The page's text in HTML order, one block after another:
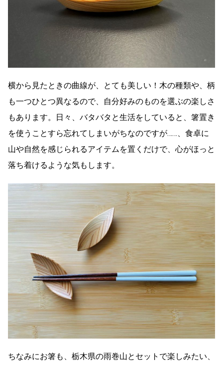
横から見たときの曲線が、とても美しい！木の種類や、柄
も一つひとつ異なるので、自分好みのものを選ぶの楽しさ
もあります。日々、バタバタと生活をしていると、箸置き
を使うことすら忘れてしまいがちなのですが……、食卓に
山や自然を感じられるアイテムを置くだけで、心がほっと
落ち着けるような気もします。
ちなみにお箸も、栃木県の雨巻山とセットで楽しみたい、